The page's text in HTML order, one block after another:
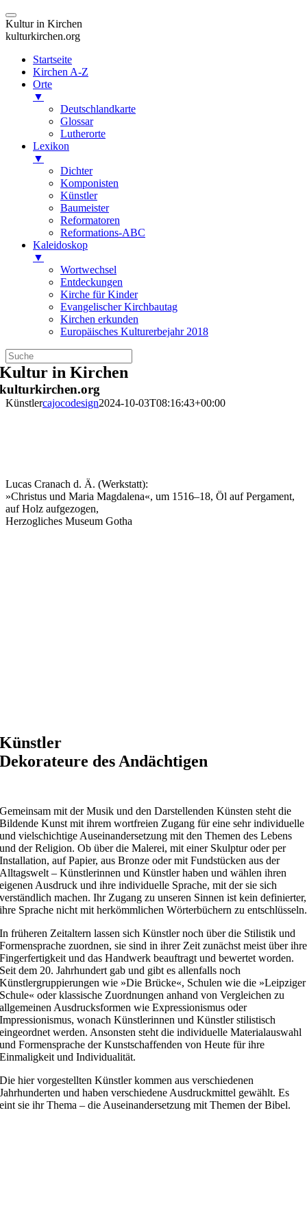
Kultur in Kirchen
kulturkirchen.org
Startseite
Kirchen A-Z
Orte
▼
Deutschlandkarte
Glossar
Lutherorte
Lexikon
▼
Dichter
Komponisten
Künstler
Baumeister
Reformatoren
Reformations-ABC
Kaleidoskop
▼
Wortwechsel
Entdeckungen
Kirche für Kinder
Evangelischer Kirchbautag
Kirchen erkunden
Europäisches Kulturerbejahr 2018
Zum
Inhalt
springen
Kultur in Kirchen
kulturkirchen.org
Künstlercajocodesign2024-10-03T08:16:43+00:00
Lucas Cranach d. Ä. (Werkstatt):
»Christus und Maria Magdalena«, um 1516–18, Öl auf Pergament,
auf Holz aufgezogen,
Herzogliches Museum Gotha
Künstler
Dekorateure des Andächtigen
Gemeinsam mit der Musik und den Darstellenden Künsten steht die
Bildende Kunst mit ihrem wortfreien Zugang für eine sehr individuelle
und vielschichtige Auseinandersetzung mit den Themen des Lebens
und der Religion. Ob über die Malerei, mit einer Skulptur oder per
Installation, auf Papier, aus Bronze oder mit Fundstücken aus der
Alltagswelt – Künstlerinnen und Künstler haben und wählen ihren
eigenen Ausdruck und ihre individuelle Sprache, mit der sie sich
verständlich machen. Ihr Zugang zu unseren Sinnen ist kein definierter,
ihre Sprache nicht mit herkömmlichen Wörterbüchern zu entschlüsseln.
In früheren Zeitaltern lassen sich Künstler noch über die Stilistik und
Formensprache zuordnen, sie sind in ihrer Zeit zunächst meist über ihre
Fingerfertigkeit und das Handwerk beauftragt und bewertet worden.
Seit dem 20. Jahrhundert gab und gibt es allenfalls noch
Künstlergruppierungen wie »Die Brücke«, Schulen wie die »Leipziger
Schule« oder klassische Zuordnungen anhand von Vergleichen zu
allgemeinen Ausdrucksformen wie Expressionismus oder
Impressionismus, wonach Künstlerinnen und Künstler stilistisch
eingeordnet werden. Ansonsten steht die individuelle Materialauswahl
und Formensprache der Kunstschaffenden von Heute für ihre
Einmaligkeit und Individualität.
Die hier vorgestellten Künstler kommen aus verschiedenen
Jahrhunderten und haben verschiedene Ausdruckmittel gewählt. Es
eint sie ihr Thema – die Auseinandersetzung mit Themen der Bibel.